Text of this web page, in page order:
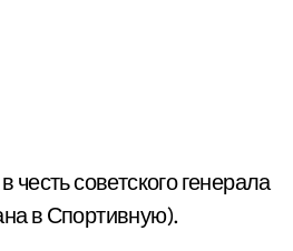
советского генерала
в Спортивную).